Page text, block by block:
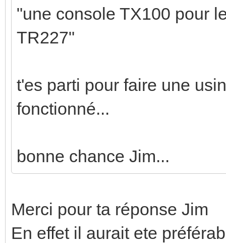
"une console TX100 pour
TR227"
t'es parti pour faire une
fonctionné...
bonne chance Jim...
Merci pour ta réponse Jim
En effet il aurait ete